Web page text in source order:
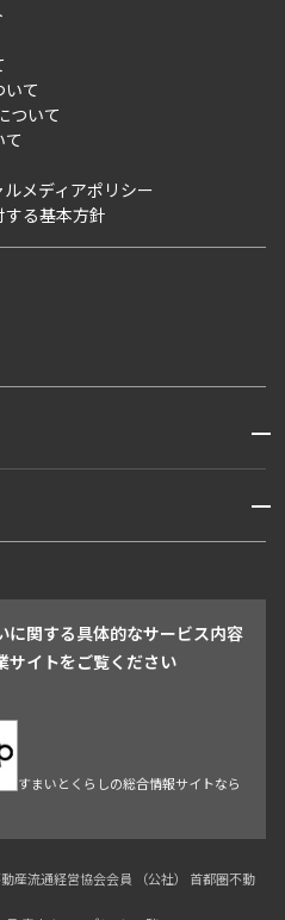
）
業部取り扱い物件入居申込
て
ついて
メディアポリシー
る基本方針
開閉
稲田
中野・荻窪
ヶ谷・笹塚
開閉
練馬区 荒川区
足立区
関する具体的なサービス内容